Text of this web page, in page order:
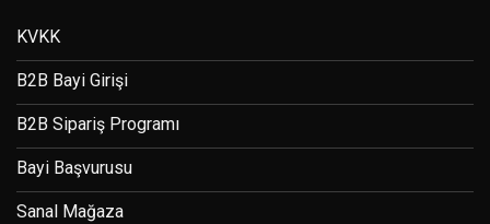
KVKK
B2B Bayi Girişi
B2B Sipariş Programı
Bayi Başvurusu
Sanal Mağaza